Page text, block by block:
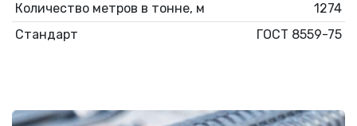
Количество метров в тонне, м
1274
Стандарт
ГОСТ 8559-75